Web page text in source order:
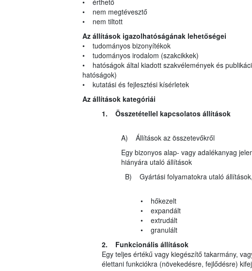
• érthető
• nem megtévesztő
• nem tiltott
Az állítások igazolhatóságának lehetőségei
• tudományos bizonyítékok
• tudományos irodalom (szakcikkek)
• hatóságok által kiadott szakvélemények és
hatóságok)
• kutatási és fejlesztési kísérletek
Az állítások kategóriái
1. Összetétellel kapcsolatos állítások
A) Állítások az összetevőkről
Egy bizonyos alap- vagy adalékanyag
hiányára utaló állítások
B) Gyártási folyamatokra utaló
• hőkezelt
• expandált
• extrudált
• granulált
2. Funkcionális állítások
Egy teljes értékű vagy kiegészítő takarmány,
élettani funkciókra (növekedésre, fejlődésre)